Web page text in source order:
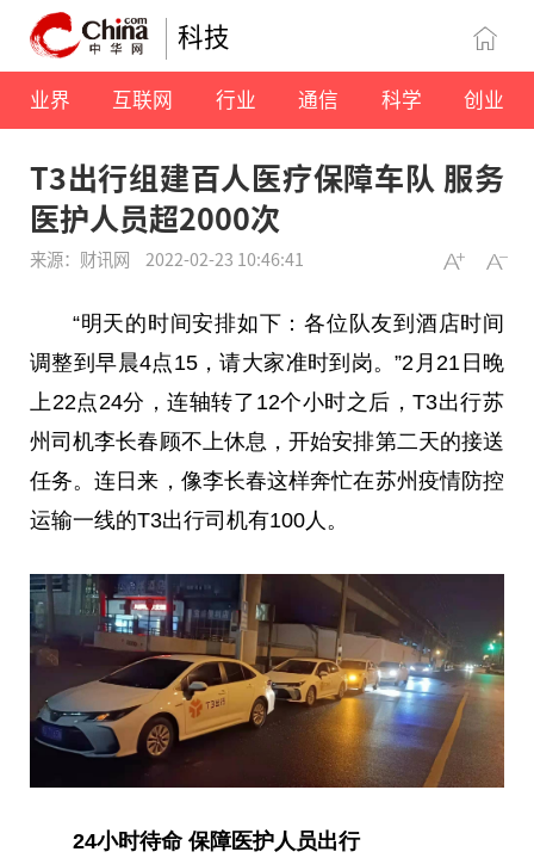
科技
业界 互联网 行业 通信 科学 创业
T3出行组建百人医疗保障车队 服务
医护人员超2000次
来源：财讯网 2022-02-23 10:46:41
“明天的时间安排如下：各位队友到酒店时间
调整到早晨4点15，请大家准时到岗。”2月21日晚
上22点24分，连轴转了12个小时之后，T3出行苏
州司机李长春顾不上休息，开始安排第二天的接送
任务。连日来，像李长春这样奔忙在苏州疫情防控
运输一线的T3出行司机有100人。
24小时待命 保障医护人员出行